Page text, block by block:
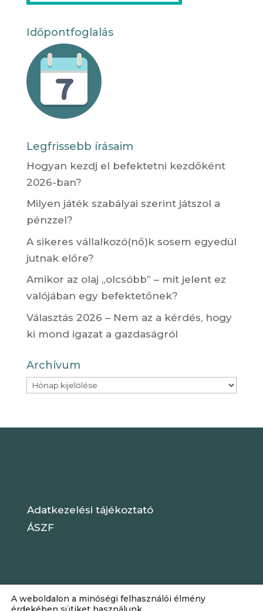
Időpontfoglalás
Legfrissebb írásaim
Hogyan kezdj el befektetni kezdőként
2026-ban?
Milyen játék szabályai szerint játszol a
pénzzel?
A sikeres vállalkozó(nő)k sosem egyedül
jutnak előre?
Amikor az olaj „olcsóbb” – mit jelent ez
valójában egy befektetőnek?
Választás 2026 – Nem az a kérdés, hogy
ki mond igazat a gazdaságról
Archívum
Archívum
Adatkezelési tájékoztató
ÁSZF
A weboldalon a minőségi felhasználói élmény